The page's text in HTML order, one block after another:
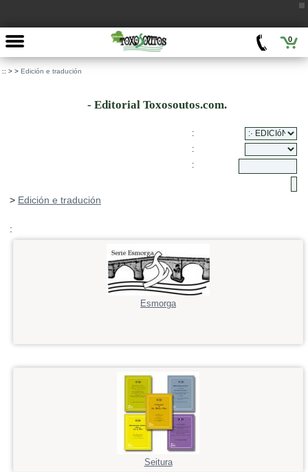
0
:: > > Edición e tradución
- Editorial Toxosoutos.com.
:
:
:
> Edición e tradución
:
Esmorga
Seitura